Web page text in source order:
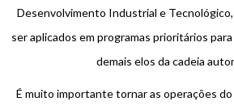
Desenvolvimento Industrial e
ser aplicados em programas prioritários
demais elos da cadeia
É muito importante tornar as operações